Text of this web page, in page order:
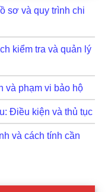
sơ và quy trình chi
kiểm tra và quản lý
và phạm vi bảo hộ
Điều kiện và thủ tục
và cách tính cần